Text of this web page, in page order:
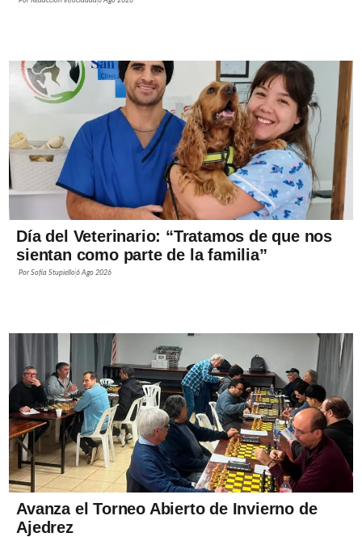
Día del Veterinario: “Tratamos de que nos
sientan como parte de la familia”
PorSofía Stupiello6 Ago 2026
Avanza el Torneo Abierto de Invierno de
Ajedrez